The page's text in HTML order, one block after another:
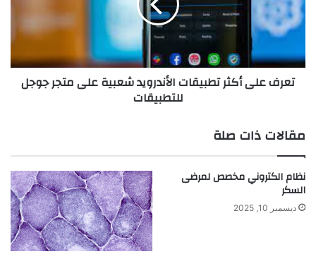
الأندرويد
شعبية
جوجل
للتطبيقات
تعرف على أكثر تطبيقات الأندرويد شعبية على متجر جوجل
للتطبيقات
مقالات ذات صلة
نظام الكتروني مخصص لمرضى
السكر
ديسمبر 10, 2025